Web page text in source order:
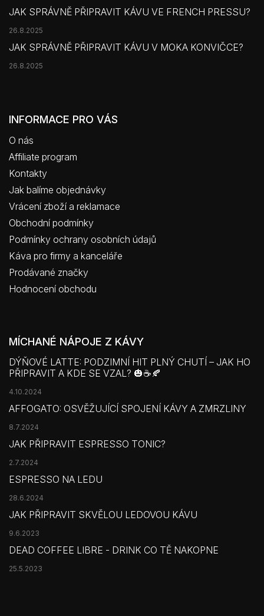
JAK SPRÁVNĚ PŘIPRAVIT KÁVU VE FRENCH PRESSU?
26.8.2025
JAK SPRÁVNĚ PŘIPRAVIT KÁVU V MOKA KONVIČCE?
26.8.2025
INFORMACE PRO VÁS
O nás
Affiliate program
Kontakty
Jak balíme objednávky
Vrácení zboží a reklamace
Obchodní podmínky
Podmínky ochrany osobních údajů
Káva pro firmy a kanceláře
Prodávané značky
Hodnocení obchodu
MÍCHANÉ NÁPOJE Z KÁVY
DÝŇOVÉ LATTE: PODZIMNÍ HIT PLNÝ CHUTÍ – JAK HO
PŘIPRAVIT A KDE SE VZAL? 🎃☕🍂
4.10.2024
AFFOGATO: OSVĚŽUJÍCÍ SPOJENÍ KÁVY A ZMRZLINY
8.7.2024
JAK PŘIPRAVIT ESPRESSO TONIC?
2.7.2024
ESPRESSO NA LEDU
28.6.2024
JAK PŘIPRAVIT SKVĚLOU LEDOVOU KÁVU
9.6.2023
DEAD COFFEE LIBRE - DRINK CO TĚ NAKOPNE
25.5.2023